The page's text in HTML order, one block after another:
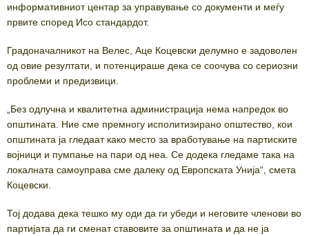
информативниот центар за управување со документи и меѓу
првите според Исо стандардот.
Градоначалникот на Велес, Аце Коцевски делумно е задоволен
од овие резултати, и потенцираше дека се соочува со сериозни
проблеми и предизвици.
„Без одлучна и квалитетна администрација нема напредок во
општината. Ние сме премногу исполитизирано општество, кои
општината ја гледаат како место за вработување на партиските
војници и пумпање на пари од неа. Се додека гледаме така на
локалната самоуправа сме далеку од Европската Унија“, смета
Коцевски.
Тој додава дека тешко му оди да ги убеди и неговите членови во
партијата да ги сменат ставовите за општината и да не ја